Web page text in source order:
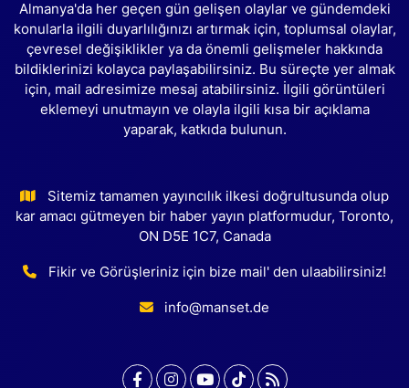
Almanya'da her geçen gün gelişen olaylar ve gündemdeki
konularla ilgili duyarlılığınızı artırmak için, toplumsal olaylar,
çevresel değişiklikler ya da önemli gelişmeler hakkında
bildiklerinizi kolayca paylaşabilirsiniz. Bu süreçte yer almak
için, mail adresimize mesaj atabilirsiniz. İlgili görüntüleri
eklemeyi unutmayın ve olayla ilgili kısa bir açıklama
yaparak, katkıda bulunun.
Sitemiz tamamen yayıncılık ilkesi doğrultusunda olup
kar amacı gütmeyen bir haber yayın platformudur, Toronto,
ON D5E 1C7, Canada
Fikir ve Görüşleriniz için bize mail' den ulaabilirsiniz!
info@manset.de